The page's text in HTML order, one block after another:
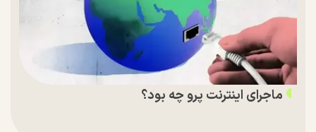
ماجرای اینترنت پرو چه بود؟